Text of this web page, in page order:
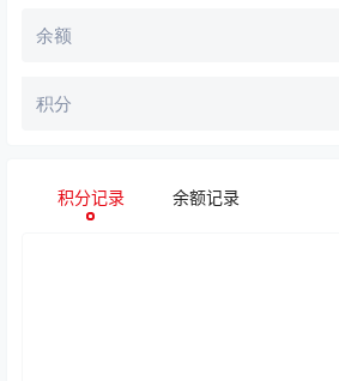
余额
积分
积分记录 余额记录